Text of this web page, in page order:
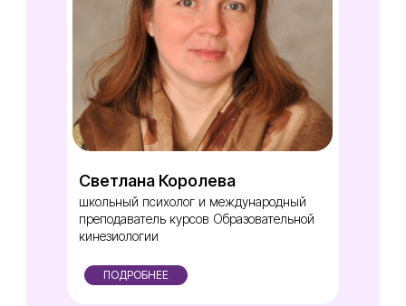
Светлана Королева
школьный психолог и международный
преподаватель курсов Образовательной
кинезиологии
ПОДРОБНЕЕ